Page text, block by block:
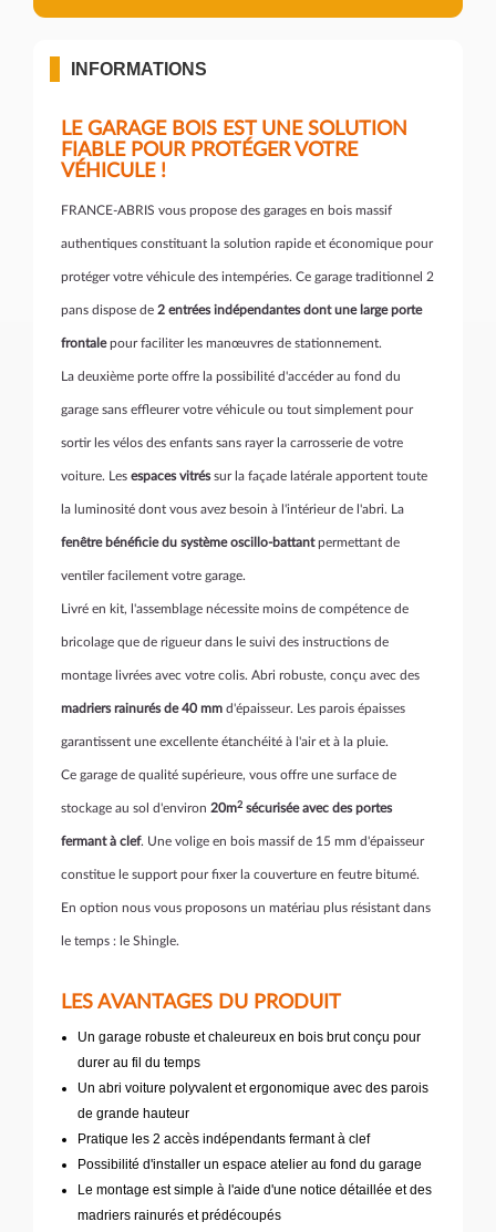
INFORMATIONS
LE GARAGE BOIS EST UNE SOLUTION
FIABLE POUR PROTÉGER VOTRE
VÉHICULE !
FRANCE-ABRIS vous propose des garages en bois massif
authentiques constituant la solution rapide et économique pour
protéger votre véhicule des intempéries. Ce garage traditionnel 2
pans dispose de 2 entrées indépendantes dont une large porte
frontalepour faciliter les manœuvres de stationnement.
La deuxième porte offre la possibilité d'accéder au fond du
garage sans effleurer votre véhicule ou tout simplement pour
sortir les vélos des enfants sans rayer la carrosserie de votre
voiture. Les espaces vitréssur la façade latérale apportent toute
la luminosité dont vous avez besoin à l'intérieur de l'abri. La
fenêtre bénéficie du système oscillo-battantpermettant de
ventiler facilement votre garage.
Livré en kit, l'assemblage nécessite moins de compétence de
bricolage que de rigueur dans le suivi des instructions de
montage livrées avec votre colis. Abri robuste, conçu avec des
madriers rainurés de 40 mm d'épaisseur. Les parois épaisses
garantissent une excellente étanchéité à l'air et à la pluie.
Ce garage de qualité supérieure, vous offre une surface de
stockage au sol d'environ 20m2 sécurisée avec des portes
fermant à clef. Une volige en bois massif de 15 mm d'épaisseur
constitue le support pour fixer la couverture en feutre bitumé.
En option nous vous proposons un matériau plus résistant dans
le temps : le Shingle.
LES AVANTAGES DU PRODUIT
Un garage robuste et chaleureux en bois brut conçu pour
durer au fil du temps
Un abri voiture polyvalent et ergonomique avec des parois
de grande hauteur
Pratique les 2 accès indépendants fermant à clef
Possibilité d'installer un espace atelier au fond du garage
Le montage est simple à l'aide d'une notice détaillée et des
madriers rainurés et prédécoupés